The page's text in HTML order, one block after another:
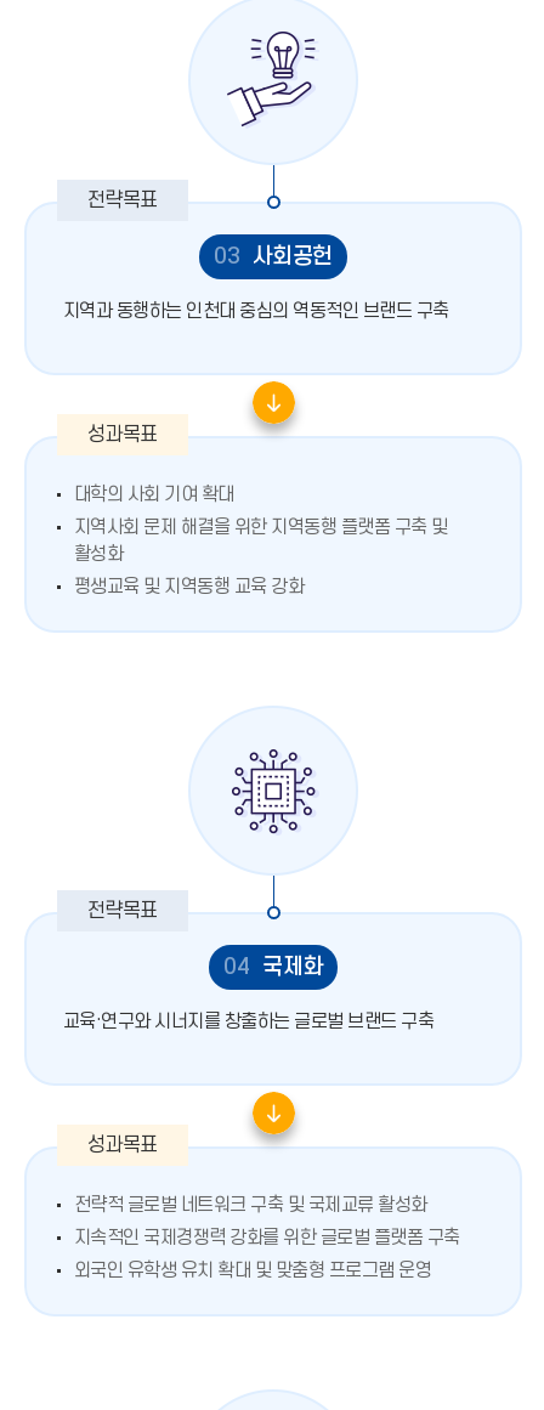
03 사회공헌
지역과 동행하는 인천대 중심의 역동적인 브랜드 구축
대학의 사회 기여 확대
지역사회 문제 해결을 위한 지역동행 플랫폼 구축 및
활성화
평생교육 및 지역동행 교육 강화
04 국제화
교육·연구와 시너지를 창출하는 글로벌 브랜드 구축
전략적 글로벌 네트워크 구축 및 국제교류 활성화
지속적인 국제경쟁력 강화를 위한 글로벌 플랫폼 구축
외국인 유학생 유치 확대 및 맞춤형 프로그램 운영